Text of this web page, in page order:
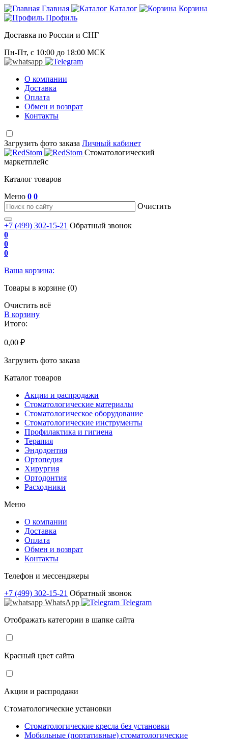
Главная Каталог
Корзина
Профиль
Доставка по России и СНГ
Пн-Пт, с 10:00 до 18:00 МСК
О компании
Доставка
Оплата
Обмен и возврат
Контакты
Загрузить фото заказа Личный кабинет
Стоматологический
маркетплейс
Каталог товаров
Меню 0 0
Очистить
+7 (499) 302-15-21 Обратный звонок
0
0
0
Ваша корзина:
Товары в корзине (0)
Очистить всё
В корзину
Итого:
0,00 ₽
Загрузить фото заказа
Каталог товаров
Акции и распродажи
Стоматологические материалы
Стоматологическое оборудование
Стоматологические инструменты
Профилактика и гигиена
Терапия
Эндодонтия
Ортопедия
Хирургия
Ортодонтия
Расходники
Меню
О компании
Доставка
Оплата
Обмен и возврат
Контакты
Телефон и мессенджеры
+7 (499) 302-15-21 Обратный звонок
WhatsApp
Telegram
Отображать категории в шапке сайта
Красный цвет сайта
Акции и распродажи
Стоматологические установки
Стоматологические кресла без установки
Мобильные (портативные) стоматологические